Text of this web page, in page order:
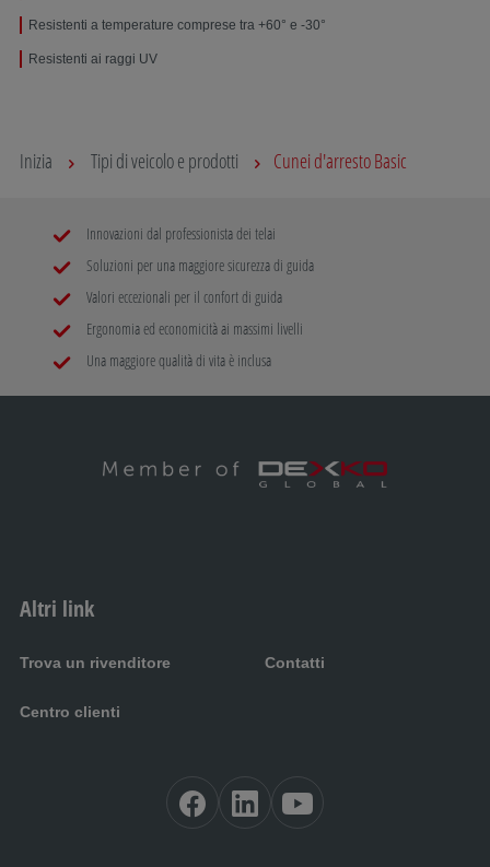
Resistenti a temperature comprese tra +60° e -30°
Resistenti ai raggi UV
Inizia Tipi di veicolo e prodotti Cunei d'arresto Basic
Innovazioni dal professionista dei telai
Soluzioni per una maggiore sicurezza di guida
Valori eccezionali per il confort di guida
Ergonomia ed economicità ai massimi livelli
Una maggiore qualità di vita è inclusa
Altri link
Trova un rivenditore Contatti
Centro clienti